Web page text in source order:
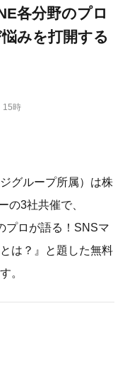
15時
各分野のプロ
みを打開する
グループ所属）は株
の3社共催で、
プロが語る！SNSマ
は？』と題した無料
。